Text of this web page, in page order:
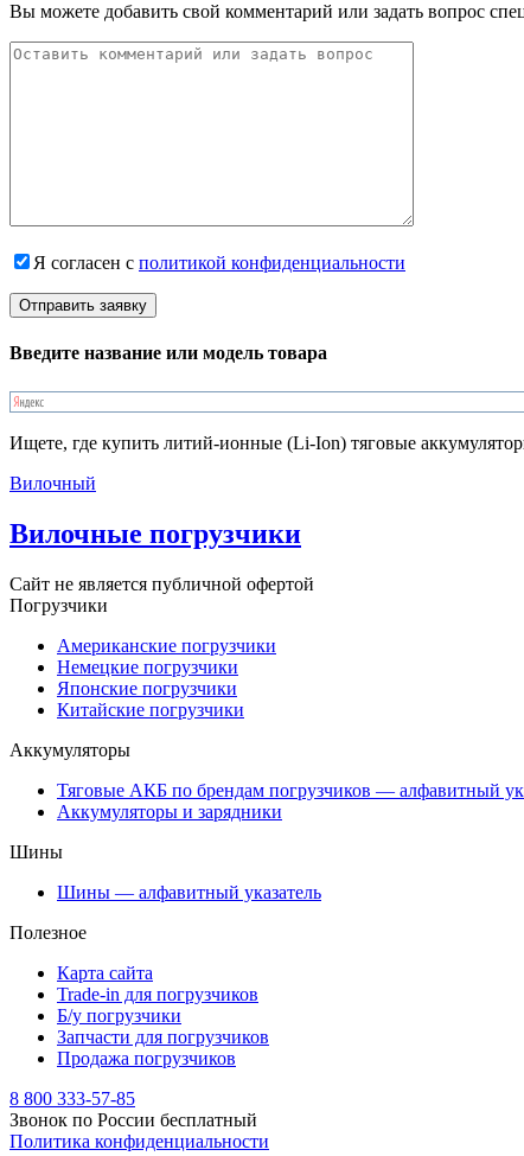
Вы можете добавить свой комментарий или задать вопрос
Я согласен с политикой конфиденциальности
Введите название или модель товара
Ищете, где купить литий-ионные (Li-Ion) тяговые
Вилочный
Вилочные погрузчики
Сайт не является публичной офертой
Погрузчики
Американские погрузчики
Немецкие погрузчики
Японские погрузчики
Китайские погрузчики
Аккумуляторы
Тяговые АКБ по брендам погрузчиков — алфавитный
Аккумуляторы и зарядники
Шины
Шины — алфавитный указатель
Полезное
Карта сайта
Trade-in для погрузчиков
Б/у погрузчики
Запчасти для погрузчиков
Продажа погрузчиков
8 800 333-57-85
Звонок по России бесплатный
Политика конфиденциальности